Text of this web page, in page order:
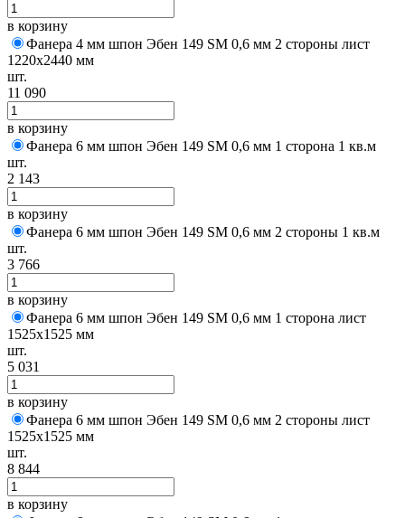
в корзину
Фанера 4 мм шпон Эбен 149 SM 0,6 мм 2 стороны лист
1220х2440 мм
шт.
11 090
в корзину
Фанера 6 мм шпон Эбен 149 SM 0,6 мм 1 сторона 1 кв.м
шт.
2 143
в корзину
Фанера 6 мм шпон Эбен 149 SM 0,6 мм 2 стороны 1 кв.м
шт.
3 766
в корзину
Фанера 6 мм шпон Эбен 149 SM 0,6 мм 1 сторона лист
1525х1525 мм
шт.
5 031
в корзину
Фанера 6 мм шпон Эбен 149 SM 0,6 мм 2 стороны лист
1525х1525 мм
шт.
8 844
в корзину